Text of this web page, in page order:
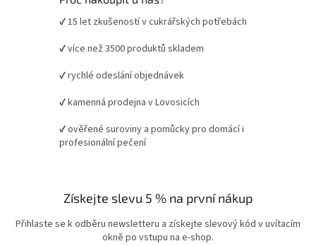
✔ 15 let zkušeností v cukrářských potřebách
✔ více než 3500 produktů skladem
✔ rychlé odeslání objednávek
✔ kamenná prodejna v Lovosicích
✔ ověřené suroviny a pomůcky pro domácí i
profesionální pečení
Získejte slevu 5 % na první nákup
Přihlaste se k odběru newsletteru a získejte slevový kód v uvítacím
okně po vstupu na e-shop.